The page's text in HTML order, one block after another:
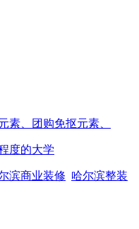
素、团购免抠元素、
度的大学
滨商业装修 哈尔滨整装